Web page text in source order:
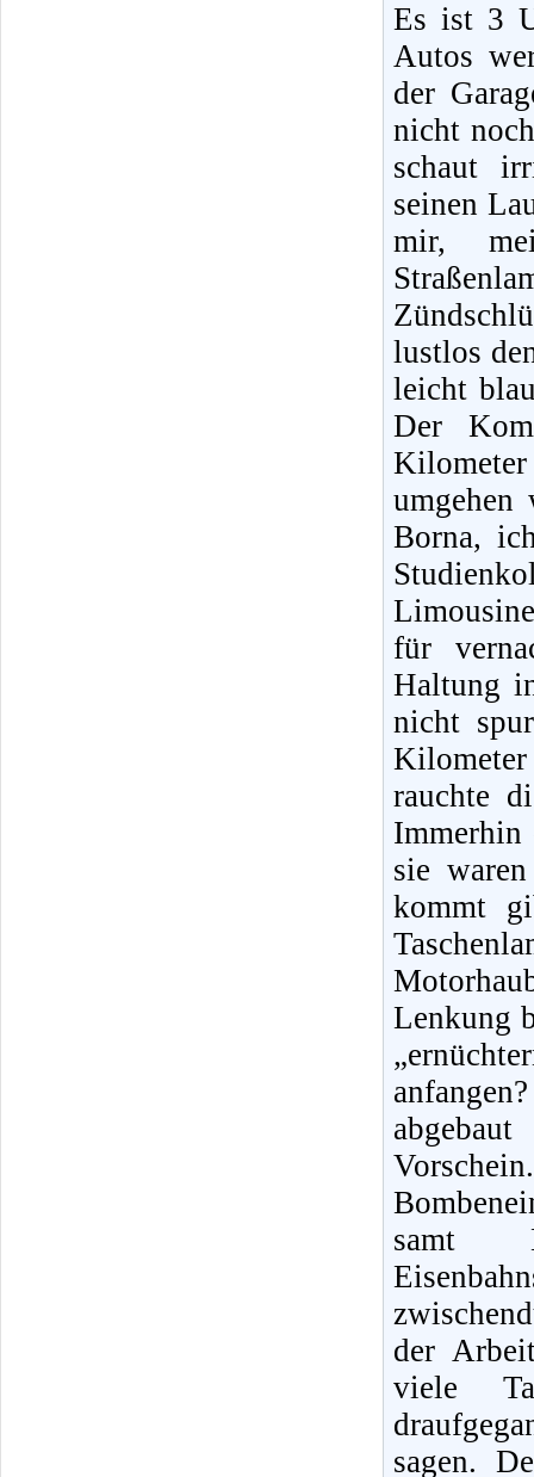
Es ist 3
Autos
der
nicht
schaut
seinen
mir,
lustlos
leicht
Der
Borna,
für
Haltung
nicht
Kilometer
rauchte
Immerhin
sie
kommt
Lenkung
samt
der
viele
sagen.